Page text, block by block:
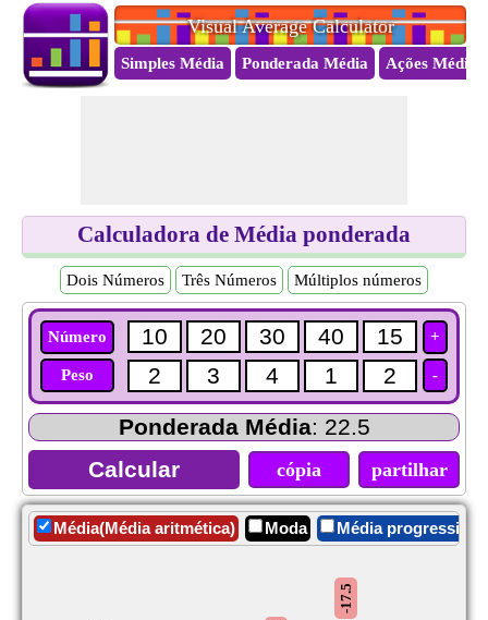
Visual Average Calculator
Simples Média Ponderada Média Ações Média
Calculadora de Média ponderada
Dois Números Três Números Múltiplos números
Número
Peso
+
-
Ponderada Média: 22.5
cópia partilhar
Média(Média aritmética) Moda Média progressiva
-17.5